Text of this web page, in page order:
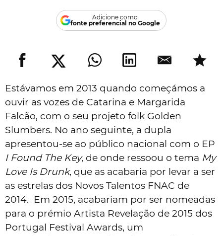
Adicione como
fonte preferencial no Google
Estávamos em 2013 quando começámos a
ouvir as vozes de Catarina e Margarida
Falcão, com o seu projeto folk Golden
Slumbers. No ano seguinte, a dupla
apresentou-se ao público nacional com o EP
I Found The Key, de onde ressoou o tema My
Love Is Drunk, que as acabaria por levar a ser
as estrelas dos Novos Talentos FNAC de
2014. Em 2015, acabariam por ser nomeadas
para o prémio Artista Revelação de 2015 dos
Portugal Festival Awards, um